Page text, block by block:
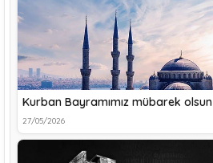
Kurban Bayramımız mübarek olsun
27/05/2026